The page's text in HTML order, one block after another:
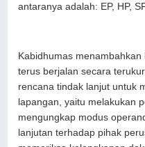
antaranya adalah: ​EP, ​HP,
​Kabidhumas
terus berjalan secara
rencana tindak lanjut untuk
lapangan, yaitu melakukan
mengungkap modus
lanjutan terhadap pihak